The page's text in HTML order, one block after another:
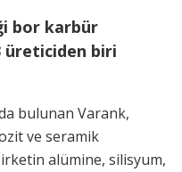
bor karbür
üreticiden biri
bulunan Varank,
ve seramik
alümine, silisyum,